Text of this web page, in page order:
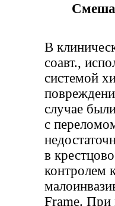
В
соавт.,
системой
случае
с
в
контролем
Frame. При